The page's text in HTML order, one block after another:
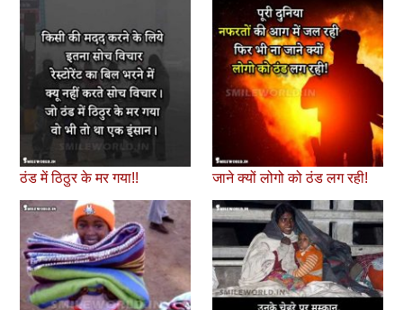
ठंड में ठिठुर के मर गया!! जाने क्यों लोगो को ठंड लग रही!